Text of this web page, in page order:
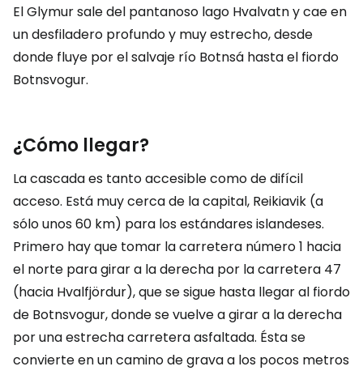
El Glymur sale del pantanoso lago Hvalvatn y cae en
un desfiladero profundo y muy estrecho, desde
donde fluye por el salvaje río Botnsá hasta el fiordo
Botnsvogur.
¿Cómo llegar?
La cascada es tanto accesible como de difícil
acceso. Está muy cerca de la capital, Reikiavik (a
sólo unos 60 km) para los estándares islandeses.
Primero hay que tomar la carretera número 1 hacia
el norte para girar a la derecha por la carretera 47
(hacia Hvalfjördur), que se sigue hasta llegar al fiordo
de Botnsvogur, donde se vuelve a girar a la derecha
por una estrecha carretera asfaltada. Ésta se
convierte en un camino de grava a los pocos metros